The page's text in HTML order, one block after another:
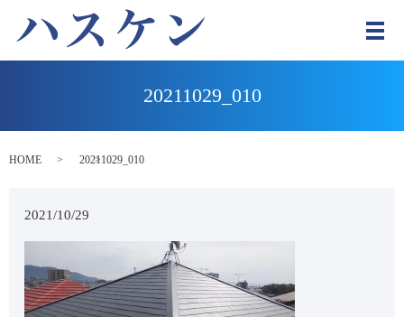
メ
20211029_010
HOME 20211029_010
2021/10/29